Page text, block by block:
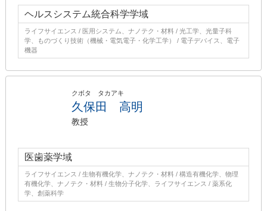
ヘルスシステム統合科学学域
ライフサイエンス / 医用システム、ナノテク・材料 / 光工学、光量子科
学、ものづくり技術（機械・電気電子・化学工学） / 電子デバイス、電子
機器
クボタ タカアキ
久保田 高明
教授
医歯薬学域
ライフサイエンス / 生物有機化学、ナノテク・材料 / 構造有機化学、物理
有機化学、ナノテク・材料 / 生物分子化学、ライフサイエンス / 薬系化
学、創薬科学